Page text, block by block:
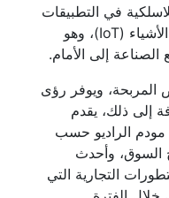
في التطبيقات
الصناعية والمدن الذكية وإنترنت الأشياء (IoT)، وهو
إلى الأمام.
المربحة، ويوفر رؤى
إلى ذلك، يقدم
مودم الراديو حسب
السوق، وأحدث
التجارية التي